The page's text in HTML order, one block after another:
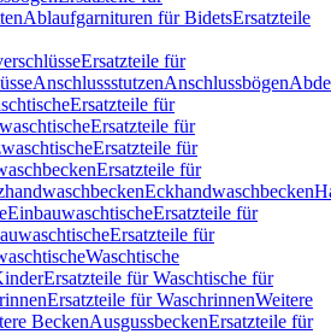
Ablaufgarnituren für BidetsErsatzteile
Ersatzteile für
AnschlussstutzenAnschlussbögen
Ersatzteile für
Ersatzteile für
Ersatzteile für
Ersatzteile für
Eckhandwaschbecken
EinbauwaschtischeErsatzteile für
Ersatzteile für
Waschtische
Ersatzteile für Waschtische für
Ersatzteile für WaschrinnenWeitere
BeckenAusgussbeckenErsatzteile für